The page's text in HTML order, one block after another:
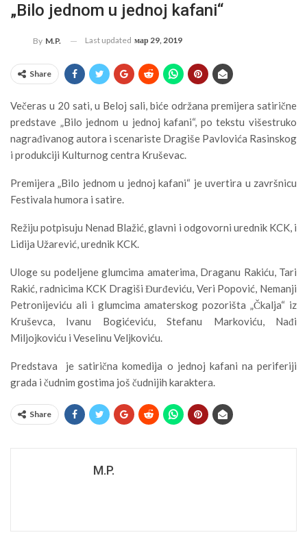
„Bilo jednom u jednoj kafani“
By M.P. Last updated мар 29, 2019
Share
Večeras u 20 sati, u Beloj sali, biće održana premijera satirične
predstave „Bilo jednom u jednoj kafani“, po tekstu višestruko
nagrađivanog autora i scenariste Dragiše Pavlovića Rasinskog
i produkciji Kulturnog centra Kruševac.
Premijera „Bilo jednom u jednoj kafani“ je uvertira u završnicu
Festivala humora i satire.
Režiju potpisuju Nenad Blažić, glavni i odgovorni urednik KCK, i
Lidija Užarević, urednik KCK.
Uloge su podeljene glumcima amaterima, Draganu Rakiću, Tari
Rakić, radnicima KCK Dragiši Đurđeviću, Veri Popović, Nemanji
Petronijeviću ali i glumcima amaterskog pozorišta „Čkalja“ iz
Kruševca, Ivanu Bogićeviću, Stefanu Markoviću, Nađi
Miljojkoviću i Veselinu Veljkoviću.
Predstava je satirična komedija o jednoj kafani na periferiji
grada i čudnim gostima još čudnijih karaktera.
Share
M.P.